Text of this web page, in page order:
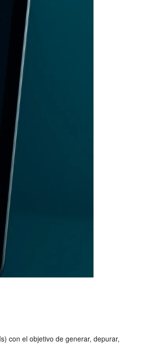
con el objetivo de generar, depurar,